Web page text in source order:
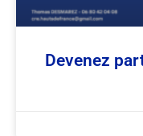
Devenez